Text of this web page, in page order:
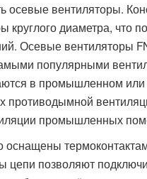
осевые вентиляторы.
круглого диаметра, что
Осевые вентиляторы
популярными
в промышленном
противодымной
промышленных
оснащены
цепи позволяют